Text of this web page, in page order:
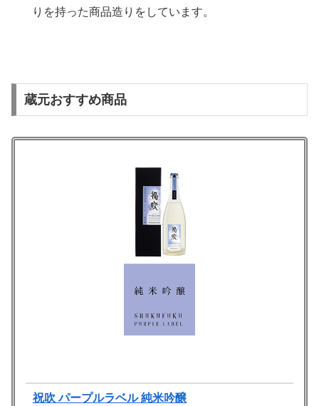
りを持った商品造りをしています。
蔵元おすすめ商品
祝吹 パープルラベル 純米吟醸